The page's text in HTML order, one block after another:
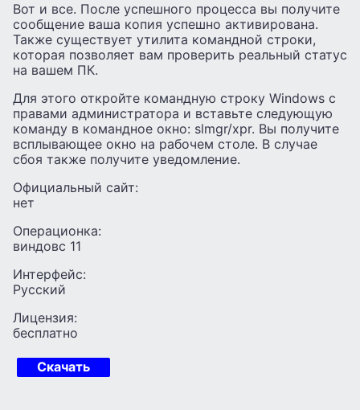
Вот и все. После успешного процесса вы получите
сообщение ваша копия успешно активирована.
Также существует утилита командной строки,
которая позволяет вам проверить реальный статус
на вашем ПК.
Для этого откройте командную строку Windows с
правами администратора и вставьте следующую
команду в командное окно: slmgr/xpr. Вы получите
всплывающее окно на рабочем столе. В случае
сбоя также получите уведомление.
Официальный сайт:
нет
Операционка:
виндовс 11
Интерфейс:
Русский
Лицензия:
бесплатно
Скачать